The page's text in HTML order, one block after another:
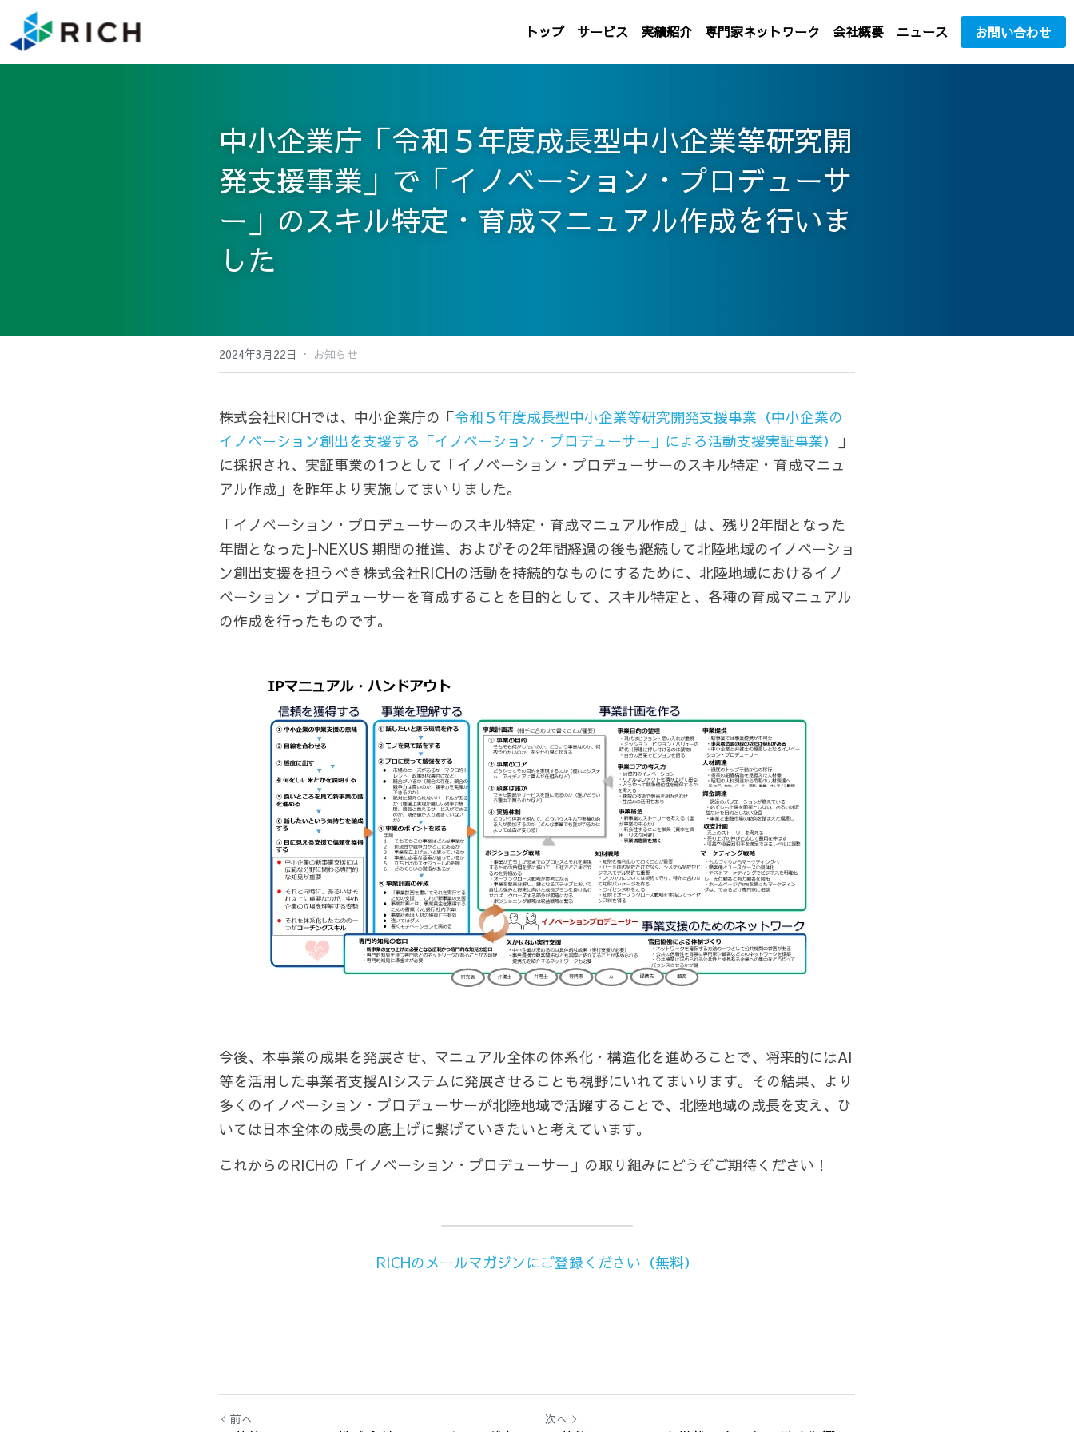
トップ サービス 実績紹介 専門家ネットワーク 会社概要 ニュース お問い合わせ
中小企業庁「令和５年度成長型中小企業等研究開
発支援事業」で「イノベーション・プロデューサ
ー」のスキル特定・育成マニュアル作成を行いま
した
2024年3月22日 · お知らせ
株式会社RICHでは、中小企業庁の「令和５年度成長型中小企業等研究開発支援事業（中小企業の
イノベーション創出を支援する「イノベーション・プロデューサー」による活動支援実証事業）
」
に採択され、実証事業の1つとして「イノベーション・プロデューサーのスキル特定・育成マニュ
アル作成」を昨年より実施してまいりました。
「イノベーション・プロデューサーのスキル特定・育成マニュアル作成」は、残り2年間となった
年間となったJ-NEXUS 期間の推進、およびその2年間経過の後も継続して北陸地域のイノベーショ
ン創出支援を担うべき株式会社RICHの活動を持続的なものにするために、北陸地域におけるイノ
ベーション・プロデューサーを育成することを目的として、スキル特定と、各種の育成マニュアル
の作成を行ったものです。
今後、本事業の成果を発展させ、マニュアル全体の体系化・構造化を進めることで、将来的にはAI
等を活用した事業者支援AIシステムに発展させることも視野にいれてまいります。その結果、より
多くのイノベーション・プロデューサーが北陸地域で活躍することで、北陸地域の成長を支え、ひ
いては日本全体の成長の底上げに繋げていきたいと考えています。
これからのRICHの「イノベーション・プロデューサー」の取り組みにどうぞご期待ください！
RICHのメールマガジンにご登録ください（無料）
前へ 次へ